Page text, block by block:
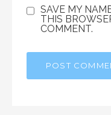
SAVE MY
THIS
COMMENT.